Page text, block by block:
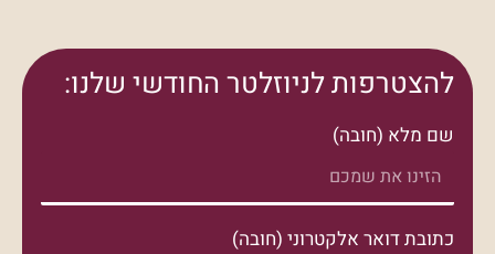
להצטרפות לניוזלטר החודשי שלנו:
שם מלא (חובה)
כתובת דואר אלקטרוני (חובה)